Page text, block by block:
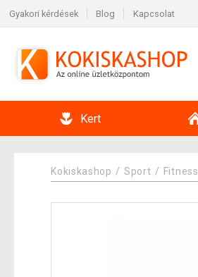
Gyakori kérdések Blog Kapcsolat
Kert
Kokiskashop Sport Fitness